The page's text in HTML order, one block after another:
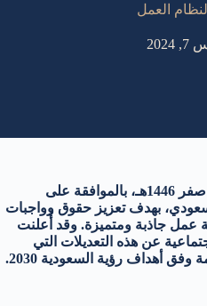
لنظام العمل
صدر قرار مجلس الوزراء بتاريخ 2 صفر 1446هـ، بالموافقة على
بهدف تعزيز حقوق وواجبات
عمل جاذبة ومتميزة. وقد أُعلنت
عن هذه التعديلات التي
أهداف رؤية السعودية 2030.